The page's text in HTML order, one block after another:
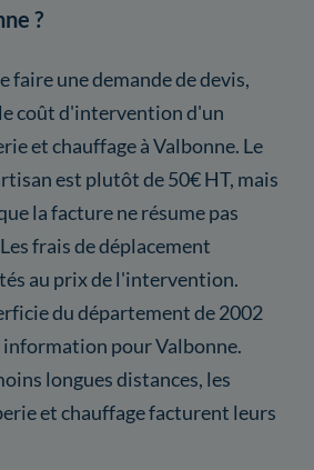
?
faire une demande de devis,
coût d'intervention d'un
et chauffage à Valbonne. Le
est plutôt de 50€ HT, mais
la facture ne résume pas
frais de déplacement
au prix de l'intervention.
du département de 2002
pour Valbonne.
longues distances, les
et chauffage facturent leurs